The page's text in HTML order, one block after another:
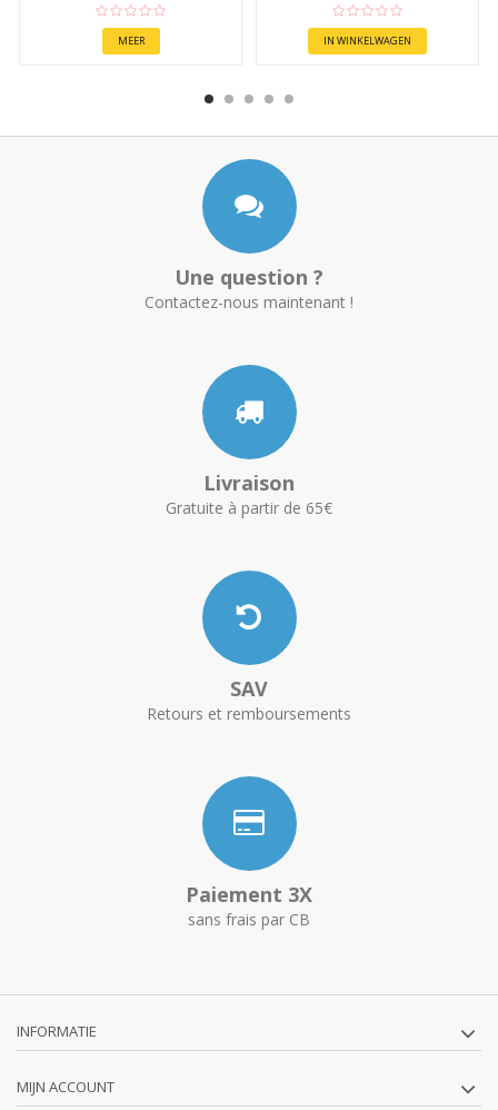
MEER IN WINKELWAGEN
Une question ?
Contactez-nous maintenant !
Livraison
Gratuite à partir de 65€
SAV
Retours et remboursements
Paiement 3X
sans frais par CB
INFORMATIE
MIJN ACCOUNT